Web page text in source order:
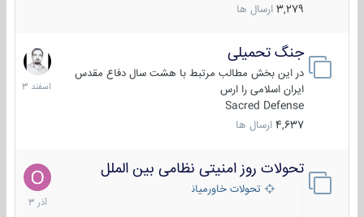
3,279 ارسال ها
جنگ تحمیلی
در این بخش مطالب مرتبط با هشت سال دفاع مقدس
ایران اسلامی را ارس
Sacred Defense
4,637 ارسال ها
20
اسفند
1403
تحولات روز امنیتی نظامی بین الملل
تحولات خاورمیانه
21
آذر
1403